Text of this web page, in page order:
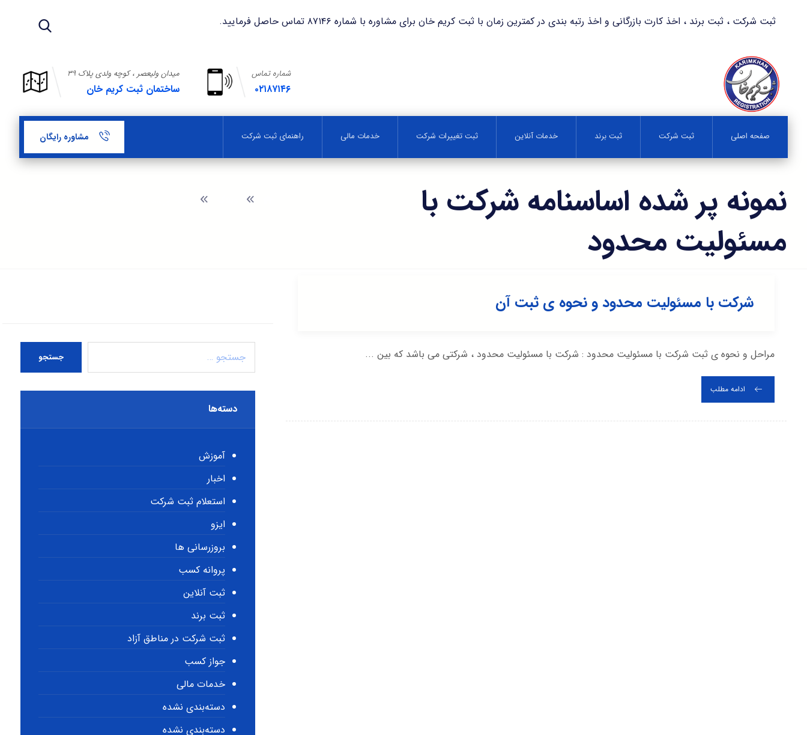
ثبت شرکت ، ثبت برند ، اخذ کارت بازرگانی و اخذ رتبه بندی در کمترین زمان با ثبت کریم خان برای مشاوره با شماره ۸۷۱۴۶ تماس حاصل فرمایید.
میدان ولیعصر ، کوچه ولدی پلاک ۳۹
ساختمان ثبت کریم خان
شماره تماس
۰۲۱۸۷۱۴۶
صفحه اصلی ثبت شرکت ثبت برند خدمات آنلاین ثبت تغییرات شرکت خدمات مالی راهنمای ثبت شرکت مشاوره رایگان
نمونه پر شده اساسنامه شرکت با
مسئولیت محدود
شرکت با مسئولیت محدود و نحوه ی ثبت آن
مراحل و نحوه ی ثبت شرکت با مسئولیت محدود : شرکت با مسئولیت محدود ، شرکتی می باشد که بین ...
ادامه مطلب
جستجو
دسته‌ها
آموزش
اخبار
استعلام ثبت شرکت
ایزو
بروزرسانی ها
پروانه کسب
ثبت آنلاین
ثبت برند
ثبت شرکت در مناطق آزاد
جواز کسب
خدمات مالی
دسته‌بندی نشده
دسته‌بندی نشده